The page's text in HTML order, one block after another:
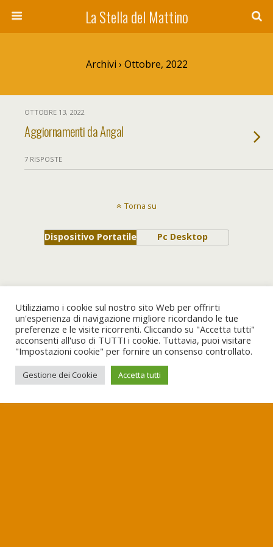
La Stella del Mattino
Archivi › Ottobre, 2022
OTTOBRE 13, 2022
Aggiornamenti da Angal
7 RISPOSTE
Torna su
Dispositivo Portatile Pc Desktop
Utilizziamo i cookie sul nostro sito Web per offrirti
un'esperienza di navigazione migliore ricordando le tue
preferenze e le visite ricorrenti. Cliccando su "Accetta tutti"
acconsenti all'uso di TUTTI i cookie. Tuttavia, puoi visitare
"Impostazioni cookie" per fornire un consenso controllato.
Gestione dei Cookie Accetta tutti